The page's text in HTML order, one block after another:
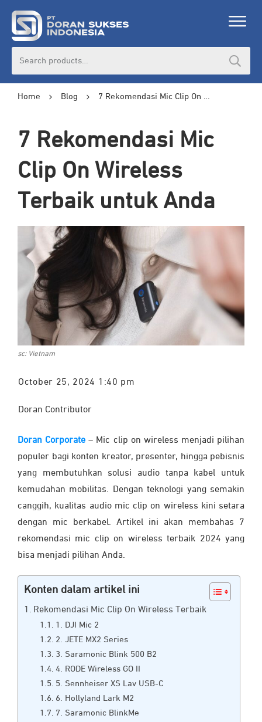
Home Blog 7 Rekomendasi Mic Clip On Wireless Terbaik untuk Anda
7 Rekomendasi Mic
Clip On Wireless
Terbaik untuk Anda
sc: Vietnam
October 25, 2024 1:40 pm
Doran Contributor
Doran Corporate – Mic clip on wireless menjadi pilihan
populer bagi konten kreator, presenter, hingga pebisnis
yang membutuhkan solusi audio tanpa kabel untuk
kemudahan mobilitas. Dengan teknologi yang semakin
canggih, kualitas audio mic clip on wireless kini setara
dengan mic berkabel. Artikel ini akan membahas 7
rekomendasi mic clip on wireless terbaik 2024 yang
bisa menjadi pilihan Anda.
Konten dalam artikel ini
Rekomendasi Mic Clip On Wireless Terbaik
1. DJI Mic 2
2. JETE MX2 Series
3. Saramonic Blink 500 B2
4. RODE Wireless GO II
5. Sennheiser XS Lav USB-C
6. Hollyland Lark M2
7. Saramonic BlinkMe